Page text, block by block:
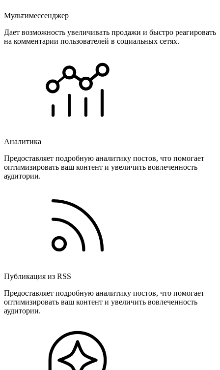
Мультимессенджер
Дает возможность увеличивать продажи и быстро реагировать
на комментарии пользователей в социальных сетях.
Аналитика
Предоставляет подробную аналитику постов, что помогает
оптимизировать ваш контент и увеличить вовлеченность
аудитории.
Публикация из RSS
Предоставляет подробную аналитику постов, что помогает
оптимизировать ваш контент и увеличить вовлеченность
аудитории.